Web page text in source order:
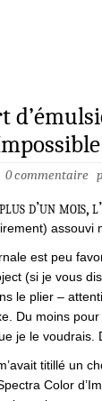
0 commentaire
d’un mois,
assouvi
est peu
(si je vous
le plier –
Du moins
je le voudrais.
titillé un
Color